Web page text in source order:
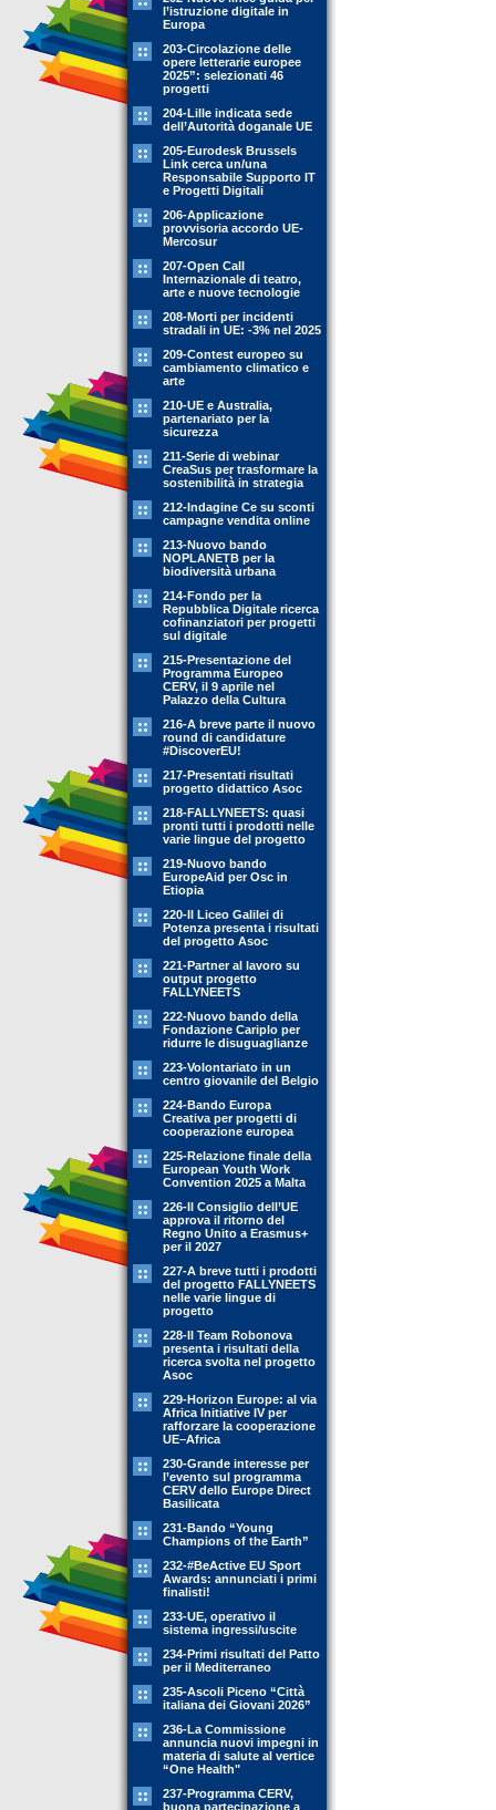
l’istruzione digitale in
Europa
203-Circolazione delle
opere letterarie europee
2025”: selezionati 46
progetti
204-Lille indicata sede
dell’Autorità doganale UE
205-Eurodesk Brussels
Link cerca un/una
Responsabile Supporto IT
e Progetti Digitali
206-Applicazione
provvisoria accordo UE-
Mercosur
207-Open Call
Internazionale di teatro,
arte e nuove tecnologie
208-Morti per incidenti
stradali in UE: -3% nel 2025
209-Contest europeo su
cambiamento climatico e
arte
210-UE e Australia,
partenariato per la
sicurezza
211-Serie di webinar
CreaSus per trasformare la
sostenibilità in strategia
212-Indagine Ce su sconti
campagne vendita online
213-Nuovo bando
NOPLANETB per la
biodiversità urbana
214-Fondo per la
Repubblica Digitale ricerca
cofinanziatori per progetti
sul digitale
215-Presentazione del
Programma Europeo
CERV, il 9 aprile nel
Palazzo della Cultura
216-A breve parte il nuovo
round di candidature
#DiscoverEU!
217-Presentati risultati
progetto didattico Asoc
218-FALLYNEETS: quasi
pronti tutti i prodotti nelle
varie lingue del progetto
219-Nuovo bando
EuropeAid per Osc in
Etiopia
220-Il Liceo Galilei di
Potenza presenta i risultati
del progetto Asoc
221-Partner al lavoro su
output progetto
FALLYNEETS
222-Nuovo bando della
Fondazione Cariplo per
ridurre le disuguaglianze
223-Volontariato in un
centro giovanile del Belgio
224-Bando Europa
Creativa per progetti di
cooperazione europea
225-Relazione finale della
European Youth Work
Convention 2025 a Malta
226-Il Consiglio dell’UE
approva il ritorno del
Regno Unito a Erasmus+
per il 2027
227-A breve tutti i prodotti
del progetto FALLYNEETS
nelle varie lingue di
progetto
228-Il Team Robonova
presenta i risultati della
ricerca svolta nel progetto
Asoc
229-Horizon Europe: al via
Africa Initiative IV per
rafforzare la cooperazione
UE–Africa
230-Grande interesse per
l’evento sul programma
CERV dello Europe Direct
Basilicata
231-Bando “Young
Champions of the Earth”
232-#BeActive EU Sport
Awards: annunciati i primi
finalisti!
233-UE, operativo il
sistema ingressi/uscite
234-Primi risultati del Patto
per il Mediterraneo
235-Ascoli Piceno “Città
italiana dei Giovani 2026”
236-La Commissione
annuncia nuovi impegni in
materia di salute al vertice
“One Health"
237-Programma CERV,
buona partecipazione a